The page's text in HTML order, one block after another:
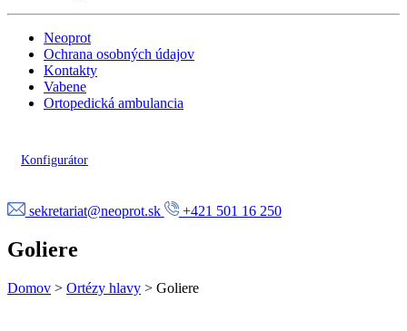
Neoprot
Ochrana osobných údajov
Kontakty
Vabene
Ortopedická ambulancia
Konfigurátor
sekretariat@neoprot.sk +421 501 16 250
Goliere
Domov > Ortézy hlavy > Goliere